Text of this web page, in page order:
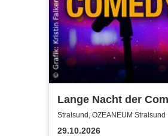
Lange Nacht der
Die Stadt lacht
Stralsund, OZEANEUM Stralsund
29.10.2026